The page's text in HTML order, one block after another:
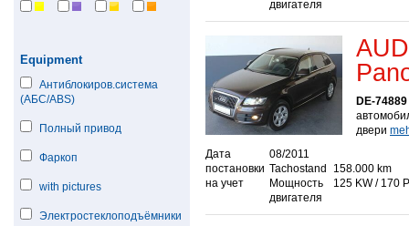
Equipment
Антиблокиров.система
(АБС/ABS)
Полный привод
Фаркоп
with pictures
Электростеклоподъёмники
двигателя
DE-
двери
Дата
постановки
на учет
08/2011
Tachostand
158.000 km
Мощность
двигателя
125 KW / 170